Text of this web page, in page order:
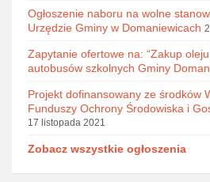
Ogłoszenie naboru na wolne
Urzędzie Gminy w Domaniewicach
Zapytanie ofertowe na: “Zakup
autobusów szkolnych Gminy
Projekt dofinansowany ze środków
Funduszy Ochrony Środowiska i
17 listopada 2021
Zobacz wszystkie ogłoszenia